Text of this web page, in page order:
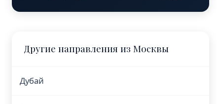
Другие направления из Москвы
Дубай